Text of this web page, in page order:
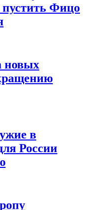
пустить Фицо
новых
в
России